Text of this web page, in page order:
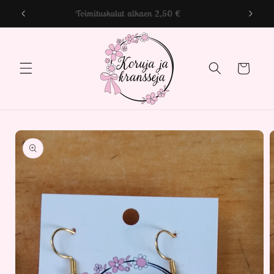
siirry
sisältöön
Toimituskulut alkaen 2,50 €
Ostoskori
Siirry
tuotetietoihin